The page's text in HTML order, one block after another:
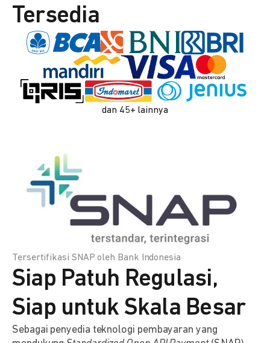
Tersedia
dan 45+ lainnya
Tersertifikasi SNAP oleh Bank Indonesia
Siap Patuh Regulasi,
Siap untuk Skala Besar
Sebagai penyedia teknologi pembayaran yang